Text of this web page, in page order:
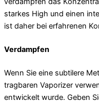
starkes High und einen
ist daher bei erfahrenen
Verdampfen
Wenn Sie eine subtilere
tragbaren Vaporizer
entwickelt wurde. Geben